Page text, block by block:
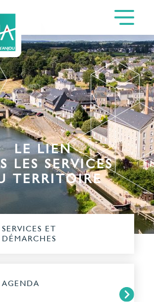
LE LIEN
LES SERVICES
TERRITOIRE
SERVICES ET
DÉMARCHES
AGENDA